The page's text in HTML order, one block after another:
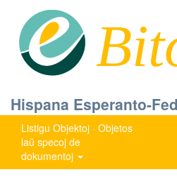
Hispana Esperanto-
Listigu Objektoj · Objetos
laŭ specoj de
dokumentoj